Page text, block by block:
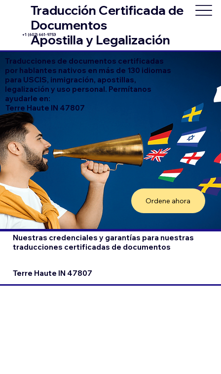
Traducción Certificada de
Documentos
Apostilla y Legalización
+1 (602) 661-9753
Traducciones de documentos certificadas
por hablantes nativos en más de 130 idiomas
para USCIS, inmigración, apostillas,
legalización y uso personal. Permítanos
ayudarle en:
Terre Haute IN 47807
Ordene ahora
Nuestras credenciales y garantías para nuestras
traducciones certificadas de documentos
Terre Haute IN 47807